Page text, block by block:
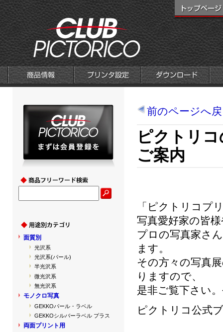
前のページへ
ピクトリ
ご案内
「ピクトリコプ
写真愛好家の皆
プロの写真家さ
ます。
その方々の写真
りますので、
是非ご覧下さい
ピクトリコ公式
面質別
光沢系
光沢系(パール)
半光沢系
微光沢系
無光沢系
モノクロ写真
GEKKOパール・ラベル
GEKKOシルバーラベル プラス
両面プリント用